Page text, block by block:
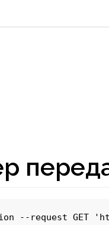
--request GET